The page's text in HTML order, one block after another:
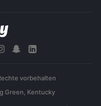
vorbehalten